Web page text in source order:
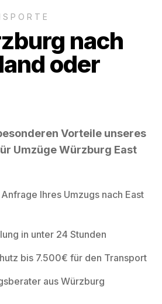
nach
oder
Vorteile unseres
Umzüge Würzburg East
Ihres Umzugs nach East
in unter 24 Stunden
bis 7.500€ für den Transport
aus Würzburg